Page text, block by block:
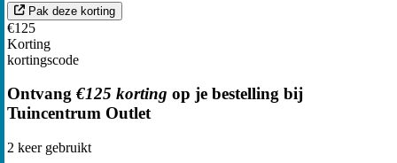
Pak deze korting
€125
Korting
kortingscode
Ontvang €125 korting op je bestelling bij
Tuincentrum Outlet
2 keer gebruikt